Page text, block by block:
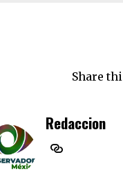
Share
Redaccion